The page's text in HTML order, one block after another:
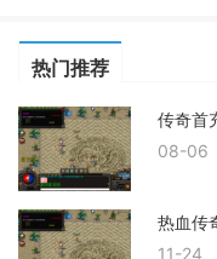
热门推荐
传奇首
08-06
热血传
11-24